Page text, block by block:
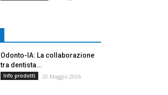
Odonto-IA: La collaborazione
tra dentista...
Info prodotti 20 Maggio 2026